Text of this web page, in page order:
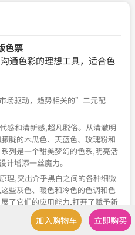
色票
通色彩的理想工具，适合色
场驱动，趋势相关的”二元配
感和清新感,超凡脱俗。从清澈明
胧的木瓜色、天蓝色、玫瑰粉和
列是一个甜美梦幻的色系,明亮活
计增添一丝魔力。
理,突出介乎黑白之间的各种细微
些灰色、暖色和冷色的色调和色
了它们的应用能力,打开了赋予新
加入购物车 立即购买